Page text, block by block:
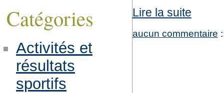
Lire la suite
aucun commentaire
Catégories
Activités et
résultats
sportifs